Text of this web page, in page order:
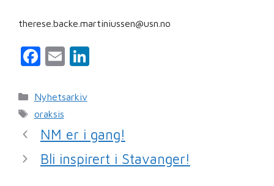
therese.backe.martiniussen@usn.no
F
c
e
b
o
o
E
ai
dI
n
Kategorier
Nyhetsarkiv
Stikkord
oraksis
NM er i gang!
Bli inspirert i Stavanger!